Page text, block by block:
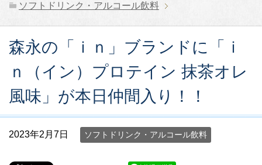
ソフトドリンク・アルコール飲料
森永の「ｉｎ」ブランドに「ｉ
ｎ（イン）プロテイン 抹茶オレ
風味」が本日仲間入り！！
2023年2月7日 ソフトドリンク・アルコール飲料